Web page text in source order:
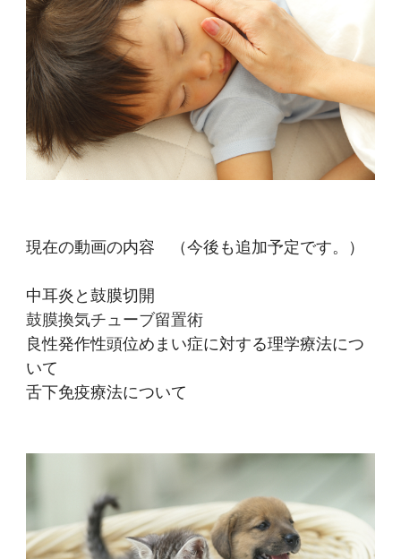
現在の動画の内容 （今後も追加予定です。）
中耳炎と鼓膜切開
鼓膜換気チューブ留置術
良性発作性頭位めまい症に対する理学療法につ
いて
舌下免疫療法について